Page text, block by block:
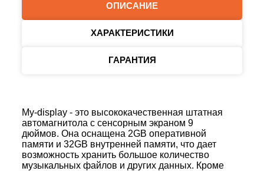
ОПИСАНИЕ
ХАРАКТЕРИСТИКИ
ГАРАНТИЯ
My-display - это высококачественная штатная
автомагнитола с сенсорным экраном 9
дюймов. Она оснащена 2GB оперативной
памяти и 32GB внутренней памяти, что дает
возможность хранить большое количество
музыкальных файлов и других данных. Кроме